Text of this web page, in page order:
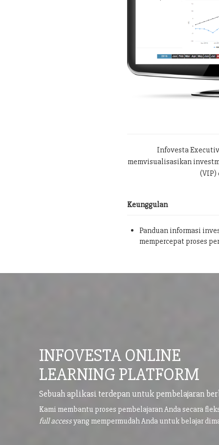
Infovesta
memvisualisasikan
(VIP)
Keunggulan
Panduan informasi
mempercepat proses
INFOVESTA ONLINE
LEARNING PLATFORM
Sebuah aplikasi terdepan untuk pembelajaran
Kami membantu proses pembelajaran Anda secara
full accessyang mempermudah Anda untuk belajar